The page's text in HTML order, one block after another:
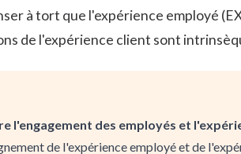
à tort que l'expérience employé
de l'expérience client sont
l'engagement des employés et
de l'expérience employé et de